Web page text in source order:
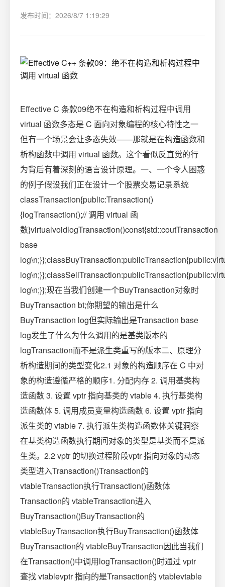
发布时间：2026/8/7 1:19:29
Effective C 条款09绝不在构造和析构过程中调用
virtual 函数多态是 C 面向对象编程的核心特性之一
但有一个场景会让多态失效——那就是在构造函数和
析构函数中调用 virtual 函数。这个看似反直觉的行
为背后有着深刻的语言设计原理。一、一个令人困惑
的例子假设我们正在设计一个股票交易记录系统
classTransaction{public:Transaction()
{logTransaction();// 调用 virtual 函
数}virtualvoidlogTransaction()const{std::coutTransaction
base
log\n;}};现在当我们创建一个BuyTransaction对象时
BuyTransaction bt;你期望的输出是什么
BuyTransaction log但实际输出是Transaction base
log发生了什么为什么调用的是基类版本的
logTransaction而不是派生类重写的版本二、原理分
析构造期间的类型变化2.1 对象的构造顺序在 C 中对
象的构造遵循严格的顺序1. 分配内存 2. 调用基类构
造函数 3. 设置 vptr 指向基类的 vtable 4. 执行基类构
造函数体 5. 调用成员变量构造函数 6. 设置 vptr 指向
派生类的 vtable 7. 执行派生类构造函数体关键洞察
在基类构造函数执行期间对象的类型是基类而不是派
生类。2.2 vptr 的切换过程阶段vptr 指向对象的动态
类型进入Transaction()Transaction的
vtableTransaction执行Transaction()函数体
Transaction的 vtableTransaction进入
BuyTransaction()BuyTransaction的
vtableBuyTransaction执行BuyTransaction()函数体
BuyTransaction的 vtableBuyTransaction因此当我们
在Transaction()中调用logTransaction()时通过 vptr
查找 vtablevptr 指向的是Transaction的 vtablevtable